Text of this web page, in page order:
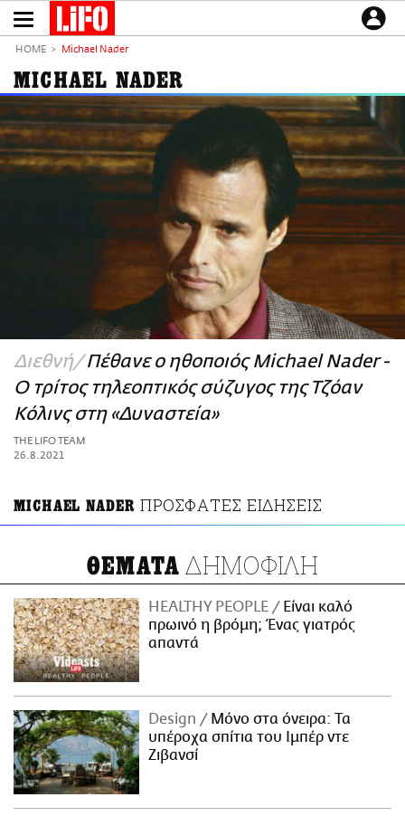
το
NEWSLETTER
ΜΙΚΡΟΠΡΑΓΜΑΤΑ
THE GOOD LIFO
LIFOLAND
CITY GUIDE
ΑΜΠΑ
PRINT
ΕΙΔΗΣΕΙΣ
CULTURE
ΑΠΟΨΕΙΣ
ΤΡΟΠΟΣ ΖΩΗΣ
PODCASTS
HOME Michael Nader
MICHAEL NADER
Διεθνή Πέθανε ο ηθοποιός Michael Nader -
Ο τρίτος τηλεοπτικός σύζυγος της Τζόαν
Κόλινς στη «Δυναστεία»
THE LIFO TEAM
26.8.2021
MICHAEL NADER ΠΡΟΣΦΑΤΕΣ ΕΙΔΗΣΕΙΣ
ΘΕΜΑΤΑ ΔΗΜΟΦΙΛΗ
HEALTHY PEOPLE
Είναι καλό
πρωινό η βρόμη; Ένας γιατρός
απαντά
Design
Μόνο στα όνειρα: Τα
υπέροχα σπίτια του Ιμπέρ ντε
Ζιβανσί